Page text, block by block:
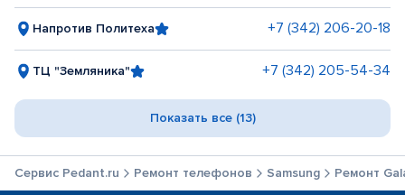
Напротив Политеха +7 (342) 206-20-18
ТЦ "Земляника" +7 (342) 205-54-34
Показать все (13)
Сервис Pedant.ru Ремонт телефонов Samsung Ремонт